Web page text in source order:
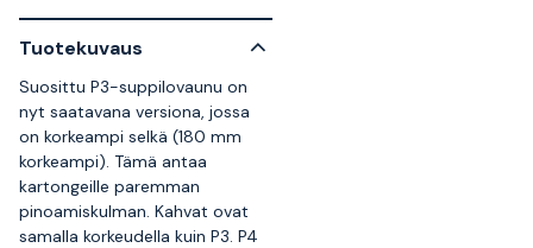
Tuotekuvaus
Suosittu P3-suppilovaunu on
nyt saatavana versiona, jossa
on korkeampi selkä (180 mm
korkeampi). Tämä antaa
kartongeille paremman
pinoamiskulman. Kahvat ovat
samalla korkeudella kuin P3. P4